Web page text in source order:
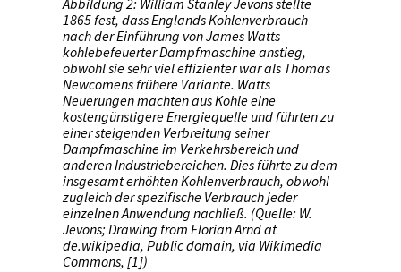
Abbildung 2: William Stanley Jevons stellte
1865 fest, dass Englands Kohlenverbrauch
nach der Einführung von James Watts
kohlebefeuerter Dampfmaschine anstieg,
obwohl sie sehr viel effizienter war als Thomas
Newcomens frühere Variante. Watts
Neuerungen machten aus Kohle eine
kostengünstigere Energiequelle und führten zu
einer steigenden Verbreitung seiner
Dampfmaschine im Verkehrsbereich und
anderen Industriebereichen. Dies führte zu dem
insgesamt erhöhten Kohlenverbrauch, obwohl
zugleich der spezifische Verbrauch jeder
einzelnen Anwendung nachließ. (Quelle: W.
Jevons; Drawing from Florian Arnd at
de.wikipedia, Public domain, via Wikimedia
Commons, [1])